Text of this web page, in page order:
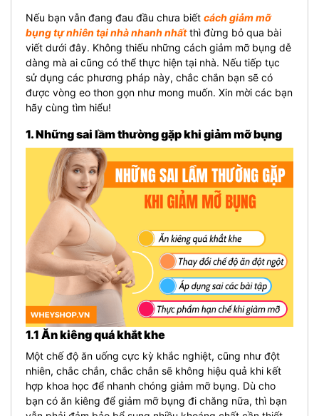
Nếu bạn vẫn đang đau đầu chưa biết cách giảm mỡ
bụng tự nhiên tại nhà nhanh nhấtthì đừng bỏ qua bài
viết dưới đây. Không thiếu những cách giảm mỡ bụng dễ
dàng mà ai cũng có thể thực hiện tại nhà. Nếu tiếp tục
sử dụng các phương pháp này, chắc chắn bạn sẽ có
được vòng eo thon gọn như mong muốn. Xin mời các bạn
hãy cùng tìm hiểu!
1. Những sai lầm thường gặp khi giảm mỡ bụng
1.1 Ăn kiêng quá khắt khe
Một chế độ ăn uống cực kỳ khắc nghiệt, cũng như đột
nhiên, chắc chắn, chắc chắn sẽ không hiệu quả khi kết
hợp khoa học để nhanh chóng giảm mỡ bụng. Dù cho
bạn có ăn kiêng để giảm mỡ bụng đi chăng nữa, thì bạn